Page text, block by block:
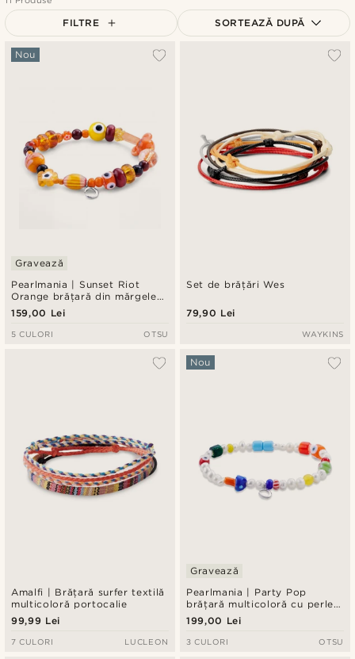
FILTRE SORTEAZĂ DUPĂ
Pearlmania | Sunset Riot
Orange brățară din mărgele
de sticlă
Nou
Gravează
159,00 Lei
5 CULORI OTSU
Set de brățări Wes
79,90 Lei
WAYKINS
Amalfi | Brățară surfer textilă
multicoloră portocalie
99,99 Lei
7 CULORI LUCLEON
Pearlmania | Party Pop
brățară multicoloră cu perle
de apă dulce și mărgele de
sticlă
Nou
Gravează
199,00 Lei
3 CULORI OTSU